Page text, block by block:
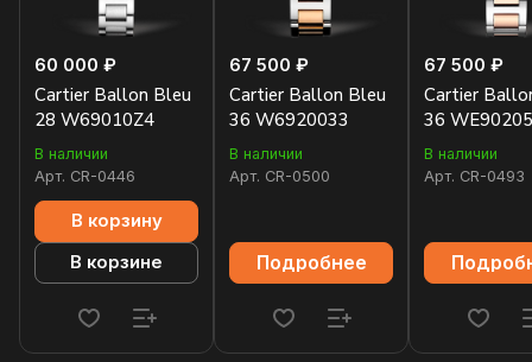
60 000 ₽
Cartier Ballon Bleu
28 W69010Z4
В наличии
Арт. CR-0446
В корзину
В корзине
67 500 ₽
Cartier Ballon Bleu
36 W6920033
В наличии
Арт. CR-0500
Подробнее
67 500 ₽
Cartier
36
В наличии
Арт. CR-0493